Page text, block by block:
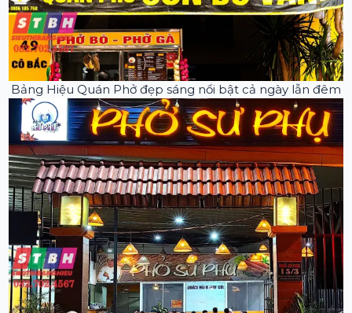
Bảng Hiệu Quán Phở đẹp sáng nổi bật cả ngày lẫn đêm